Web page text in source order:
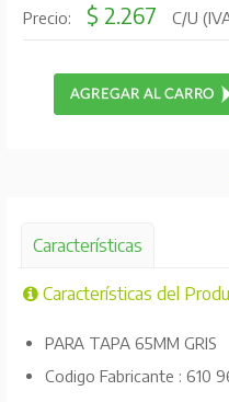
Precio: $ 2.267 C/U
Características
Características del
PARA TAPA 65MM GRIS
Codigo Fabricante : 610